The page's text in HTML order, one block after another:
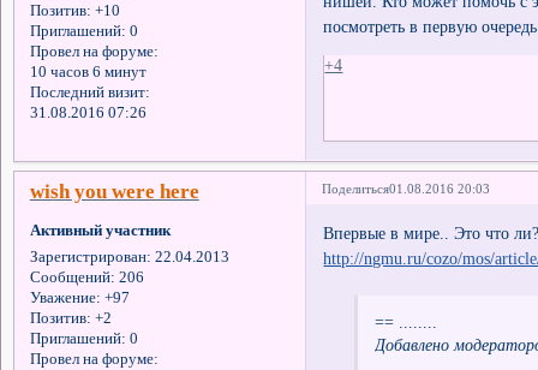
Позитив: +10
Приглашений: 0
Провел на форуме:
10 часов 6 минут
Последний визит:
31.08.2016 07:26
посмотреть в первую
+4
Поделиться01.08.2016 20:03
wish you were here
Активный участник
Зарегистрирован: 22.04.2013
Сообщений: 206
Уважение: +97
Позитив: +2
Приглашений: 0
Провел на форуме:
Впервые в мире.. Это что
http://ngmu.ru/cozo/mos/
== ........
Добавлено